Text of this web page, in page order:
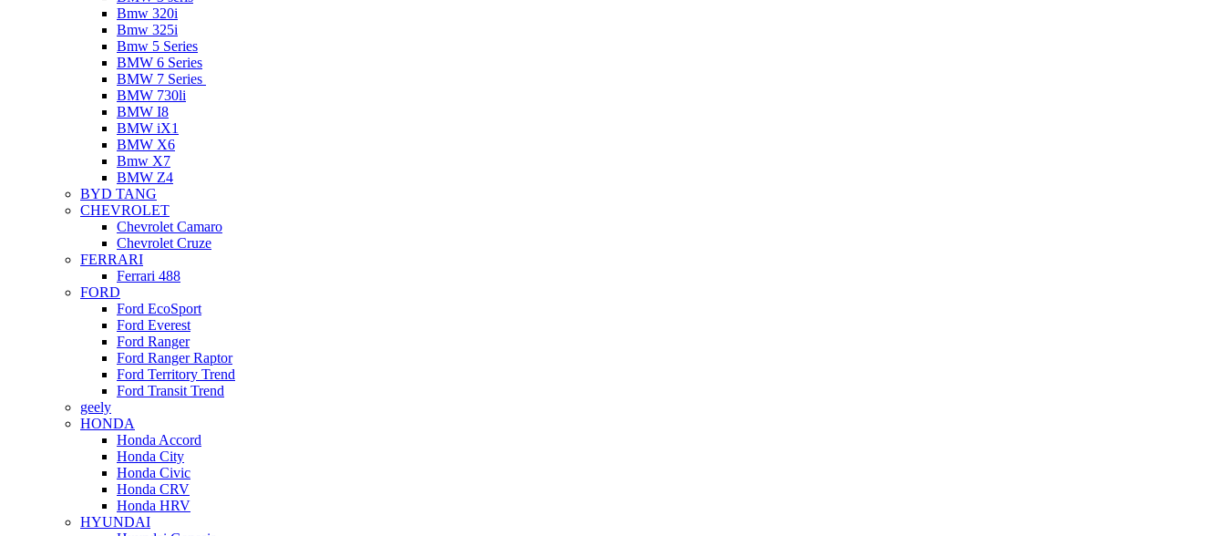
Bmw 320i
Bmw 325i
Bmw 5 Series
BMW 6 Series
BMW 7 Series
BMW 730li
BMW I8
BMW iX1
BMW X6
Bmw X7
BMW Z4
BYD TANG
CHEVROLET
Chevrolet Camaro
Chevrolet Cruze
FERRARI
Ferrari 488
FORD
Ford EcoSport
Ford Everest
Ford Ranger
Ford Ranger Raptor
Ford Territory Trend
Ford Transit Trend
geely
HONDA
Honda Accord
Honda City
Honda Civic
Honda CRV
Honda HRV
HYUNDAI